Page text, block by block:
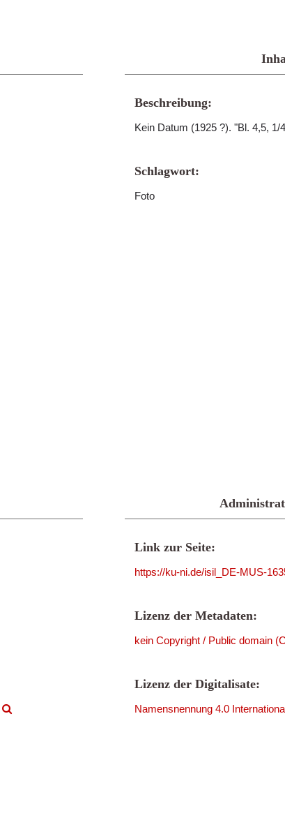
Beschreibung:
Kein Datum (1925 ?). "Bl. 4,5,
Schlagwort:
Foto
Link zur Seite:
https://ku-ni.de/isil_DE-MUS-
Lizenz der Metadaten:
kein Copyright / Public domain
Lizenz der Digitalisate:
Namensnennung 4.0